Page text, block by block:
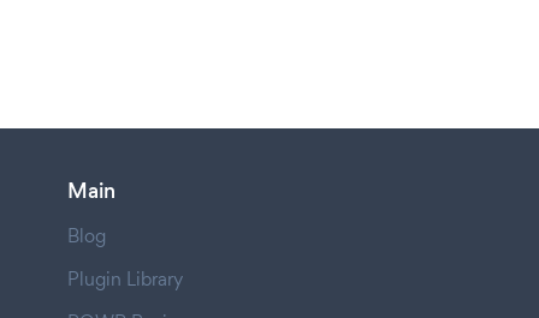
Main
Blog
Plugin Library